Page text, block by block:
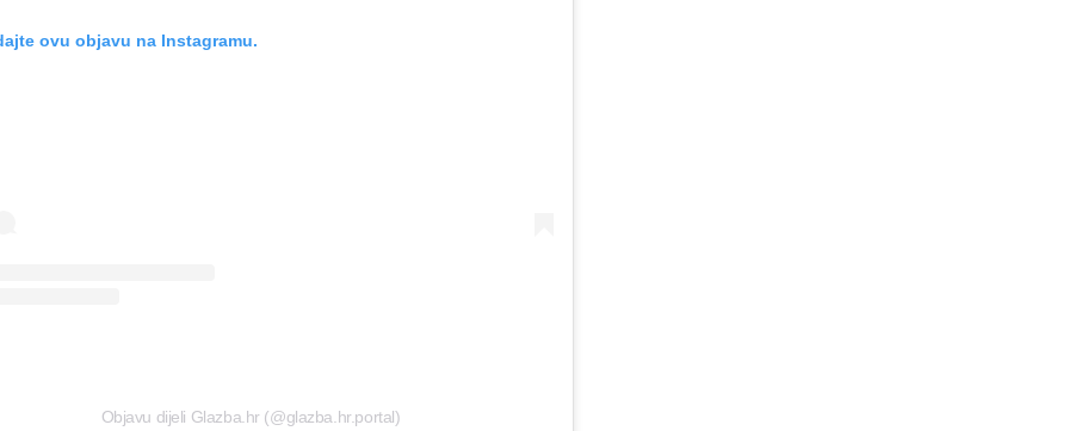
ovu objavu na Instagramu.
Objavu dijeli Glazba.hr (@glazba.hr.portal)